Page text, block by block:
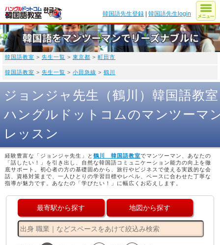
韓国語先生登録 |韓国語先生login
韓国語教室 > 先生一覧 > 東京都 > 町田市
韓国語教室 > 先生一覧 > 小田急線 > 鶴川
ジョンジャ先生（鶴川）韓国語教室
ハングルドットコムのマンツーマ
レッスン
経験豊富な「ジョンジャ先生」と 鶴川 韓国語教室でマンツーマン、あなたの
「話したい！」を引き出し、自然な韓国語コミュニケーション能力の向上を徹
底サポート。初心者の方の基礎固めから、旅行やビジネスで使える実践的な会
話、資格対策まで、一人ひとりの学習目標やレベル、ペースに合わせた丁寧な
指導が魅力です。あなたの「学びたい！」に幅広くお応えします。
最寄駅から探す 地図から探す